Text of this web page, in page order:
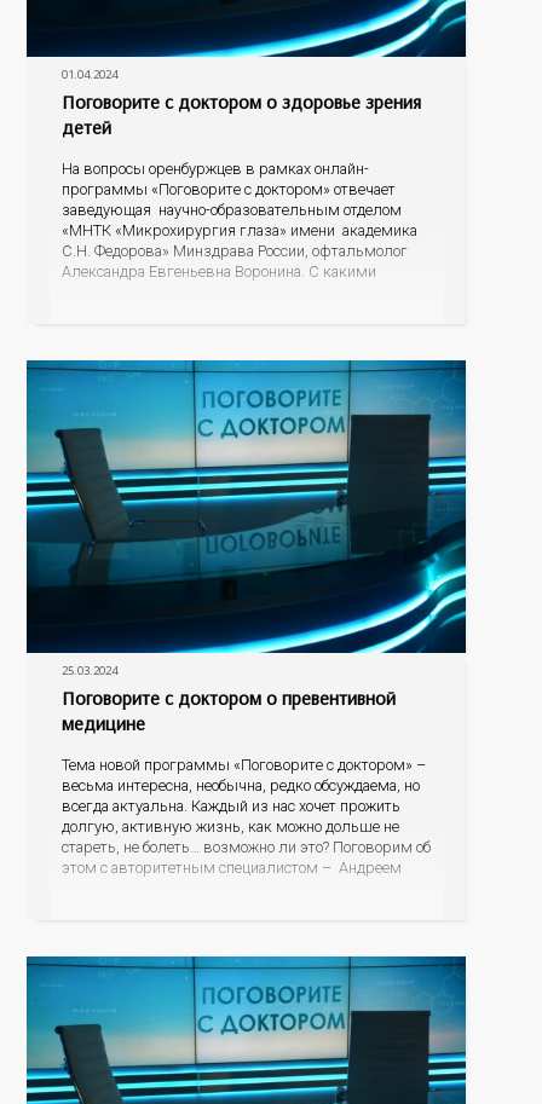
01.04.2024
Поговорите с доктором о здоровье зрения
детей
На вопросы оренбуржцев в рамках онлайн-
программы «Поговорите с доктором» отвечает
заведующая научно-образовательным отделом
«МНТК «Микрохирургия глаза» имени академика
С.Н. Федорова» Минздрава России, офтальмолог
Александра Евгеньевна Воронина. С какими
25.03.2024
Поговорите с доктором о превентивной
медицине
Тема новой программы «Поговорите с доктором» –
весьма интересна, необычна, редко обсуждаема, но
всегда актуальна. Каждый из нас хочет прожить
долгую, активную жизнь, как можно дольше не
стареть, не болеть… возможно ли это? Поговорим об
этом с авторитетным специалистом – Андреем